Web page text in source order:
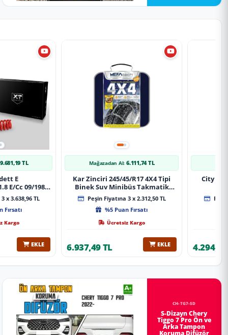
9.681,19 TL
E
E/Cc 09/1984-
Spor Yay
x 3.638,96 TL
Fırsatı
Kargo
EKLE
Mağazadan Al: 6.111,74 TL
Kar Zinciri 245/45/R17 4X4 Tipi
Binek Suv Minibüs Takmatik
Kolay Montaj
Peşin Fiyatına 3 x 2.312,50 TL
%5 Puan Fırsatı
Ücretsiz Kargo
6.937,49 TL EKLE
City
CH-TG7-SD
S-Dizayn Chery
Tiggo 7 Pro Ön ve
Arka Tampon
Koruma Difüzör